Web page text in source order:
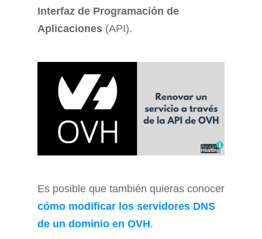
Interfaz de Programación de
Aplicaciones (API).
Es posible que también quieras conocer
cómo modificar los servidores DNS
de un dominio en OVH.